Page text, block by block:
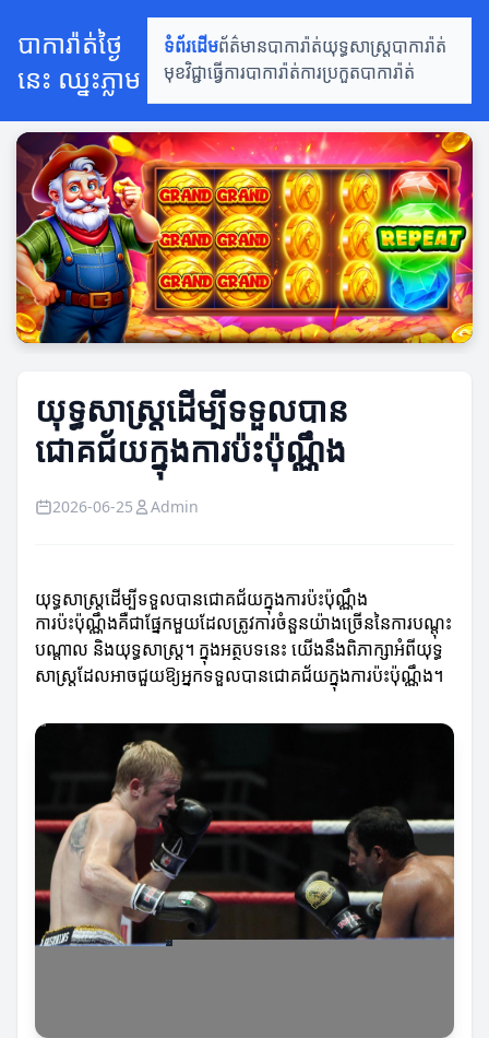
បាការ៉ាត់ថ្ងៃ
នេះ ឈ្នះភ្លាម
ទំព័រដើមព័ត៌មានបាការ៉ាត់យុទ្ធសាស្ត្របាការ៉ាត់
មុខវិជ្ជាធ្វើការបាការ៉ាត់ការប្រកួតបាការ៉ាត់
យុទ្ធសាស្ត្រដើម្បីទទួលបាន
ជោគជ័យក្នុងការប៉ះប៉ុណ្ណឹង
2026-06-25 Admin
យុទ្ធសាស្ត្រដើម្បីទទួលបានជោគជ័យក្នុងការប៉ះប៉ុណ្ណឹង
ការប៉ះប៉ុណ្ណឹងគឺជាផ្នែកមួយដែលត្រូវការចំនួនយ៉ាងច្រើននៃការបណ្តុះ
បណ្តាល និងយុទ្ធសាស្ត្រ។ ក្នុងអត្ថបទនេះ យើងនឹងពិភាក្សាអំពីយុទ្ធ
សាស្ត្រដែលអាចជួយឱ្យអ្នកទទួលបានជោគជ័យក្នុងការប៉ះប៉ុណ្ណឹង។